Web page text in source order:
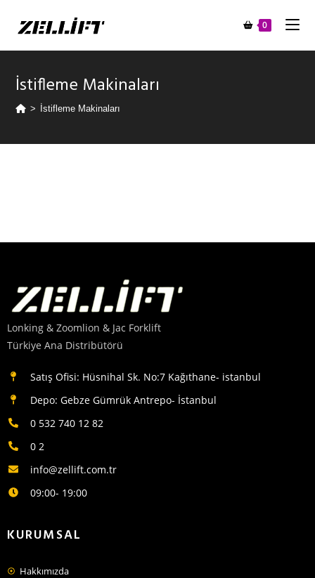
0
İstifleme Makinaları
> İstifleme Makinaları
Lonking & Zoomlion & Jac Forklift
Türkiye Ana Distribütörü
Satış Ofisi: Hüsnihal Sk. No:7 Kağıthane- istanbul
Depo: Gebze Gümrük Antrepo- İstanbul
0 532 740 12 82
0 2
info@zellift.com.tr
09:00- 19:00
KURUMSAL
Hakkımızda